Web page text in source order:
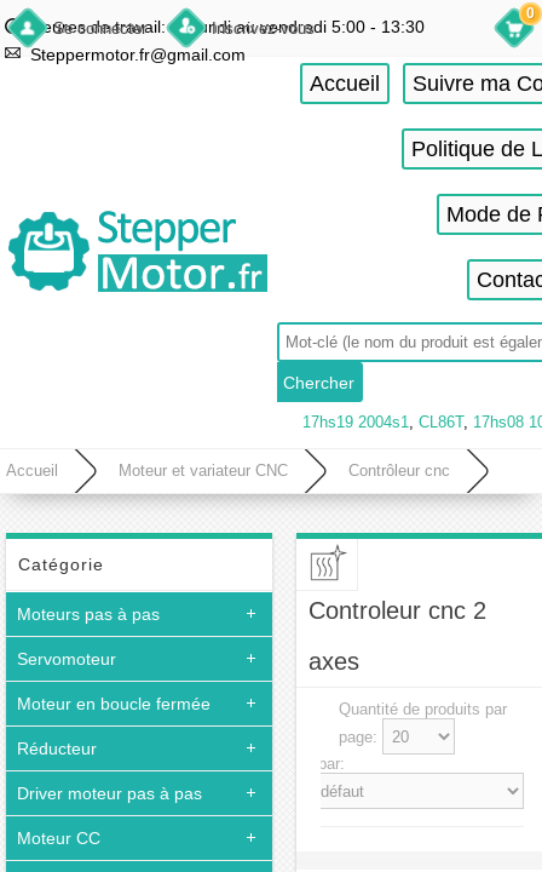
Se connecter Inscrivez-vous
Heures de travail: du lundi au vendredi 5:00 - 13:30
Steppermotor.fr@gmail.com
0
Accueil Suivre ma
Politique de
Mode de
17hs19 2004s1, CL86T, 17hs08
Accueil Moteur et variateur CNC Contrôleur cnc
Catégorie
Moteurs pas à pas
Servomoteur
Moteur en boucle fermée
Réducteur
Driver moteur pas à pas
Moteur CC
Controleur cnc 2
axes
Quantité de produits par
page:
Trier par: